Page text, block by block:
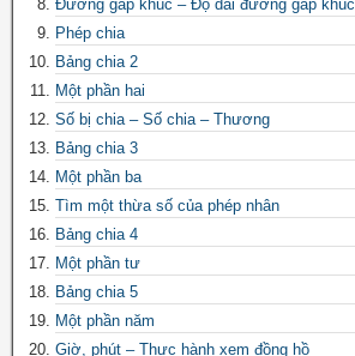
Đường gấp khúc – Độ dài đường gấp khúc
Phép chia
Bảng chia 2
Một phần hai
Số bị chia – Số chia – Thương
Bảng chia 3
Một phần ba
Tìm một thừa số của phép nhân
Bảng chia 4
Một phần tư
Bảng chia 5
Một phần năm
Giờ, phút – Thực hành xem đồng hồ